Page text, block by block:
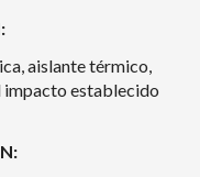
aislante térmico,
impacto establecido